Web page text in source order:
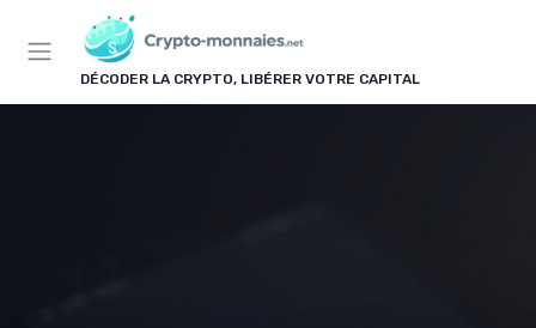
DÉCODER LA CRYPTO, LIBÉRER VOTRE CAPITAL
Panneau de gestion des cookies